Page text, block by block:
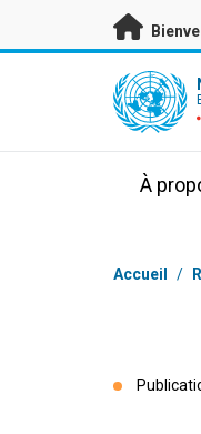
Passer au contenu
UN Logo
À
Fil d'Ariane
Accueil /